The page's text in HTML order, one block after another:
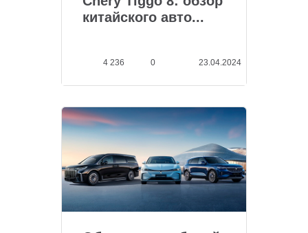
китайского авто...
4 236 0 23.04.2024